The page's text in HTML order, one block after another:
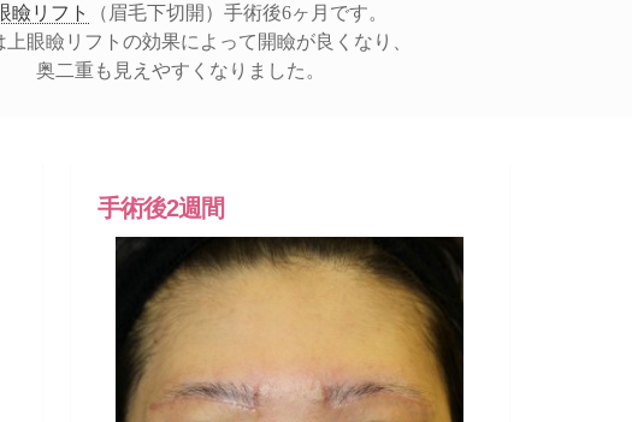
瞼リフト
（眉毛下切開）手術後6ヶ月です。
上眼瞼リフトの効果によって開瞼が良くなり、
奥二重も見えやすくなりました。
手術後2週間